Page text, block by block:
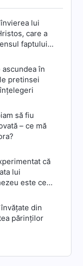
lui
care a
faptului
ascundea în
pretinsei
să fiu
– ce mă
că
lui
este cea
din
părinților